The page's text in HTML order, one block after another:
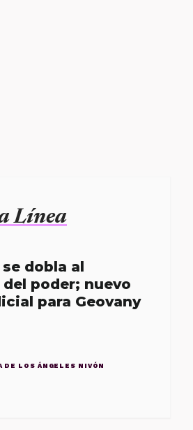
Línea
dobla al
poder; nuevo
para Geovany
DE LOS ÁNGELES NIVÓN